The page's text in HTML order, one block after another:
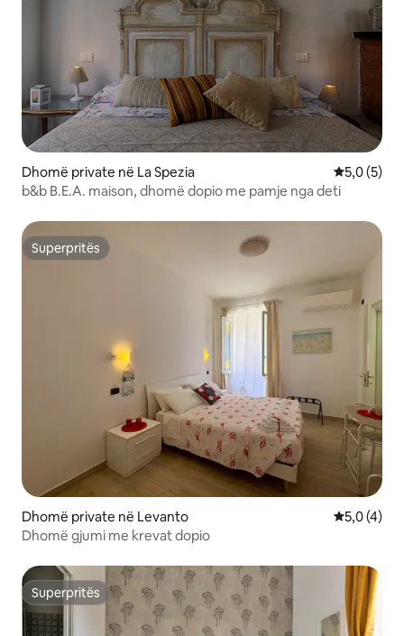
Dhomë private në La Spezia Vlerësimi
5,0 (5)
b&b B.E.A. maison, dhomë dopio me pamje nga deti
Superpritës
Superpritës
Dhomë private në Levanto Vlerësimi
5,0 (4)
Dhomë gjumi me krevat dopio
Superpritës
Superpritës